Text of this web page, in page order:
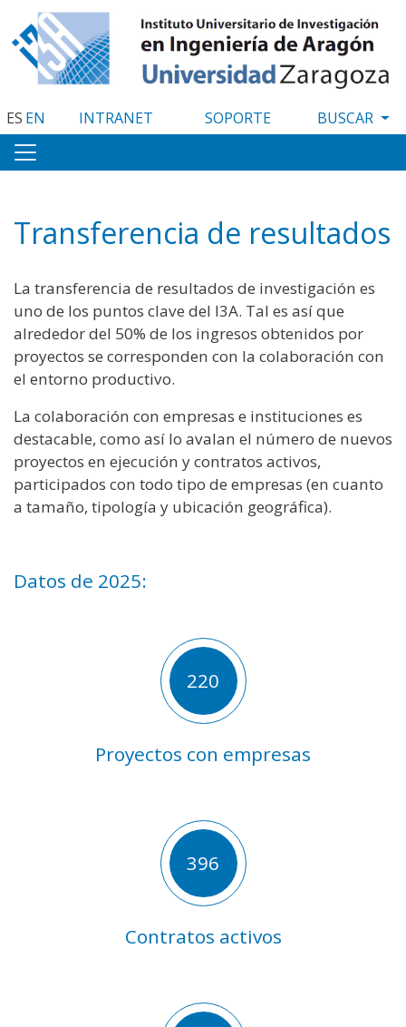
al
contenido
principal
ES EN INTRANET SOPORTE
Transferencia de resultados
La transferencia de resultados de investigación es
uno de los puntos clave del I3A. Tal es así que
alrededor del 50% de los ingresos obtenidos por
proyectos se corresponden con la colaboración con
el entorno productivo.
La colaboración con empresas e instituciones es
destacable, como así lo avalan el número de nuevos
proyectos en ejecución y contratos activos,
participados con todo tipo de empresas (en cuanto
a tamaño, tipología y ubicación geográfica).
Datos de 2025:
220
Proyectos con empresas
396
Contratos activos